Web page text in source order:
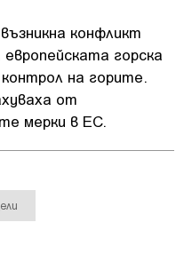
конфликт
горска
на горите.
от
мерки в ЕС.